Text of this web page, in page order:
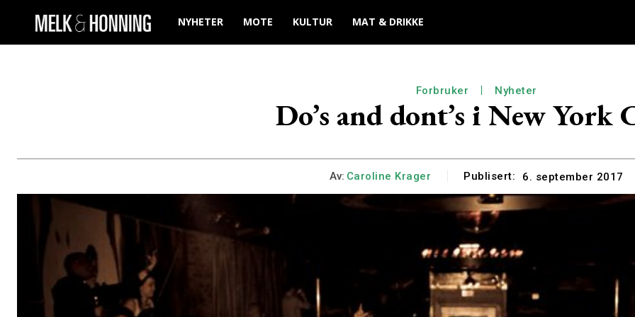
NYHETER MOTE KULTUR MAT & DRIKKE
Forbruker Nyheter
Do’s and dont’s i New York
Av: Caroline Krager Publisert: 6. september 2017